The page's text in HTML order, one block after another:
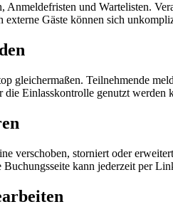
und Wartelisten.
Gäste können sich
gleichermaßen. Teilnehmende
Einlasskontrolle genutzt werden
verschoben, storniert oder
kann jederzeit per